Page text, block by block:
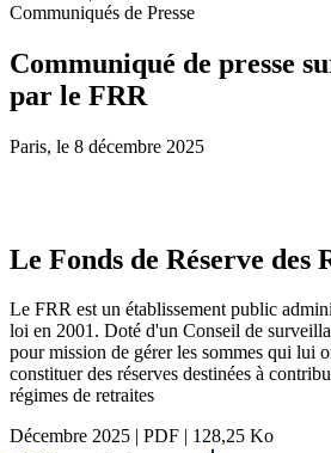
Communiqués de Presse
Communiqué de presse
par le FRR
Paris, le 8 décembre 2025
Le Fonds de Réserve des
Le FRR est un établissement public
loi en 2001. Doté d'un Conseil de
pour mission de gérer les sommes qui lui
constituer des réserves destinées à
régimes de retraites
Décembre 2025 | PDF | 128,25 Ko